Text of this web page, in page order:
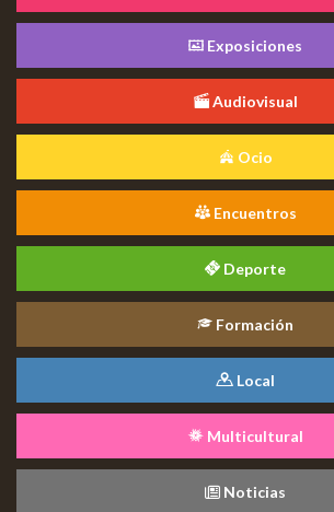
Exposiciones
Audiovisual
Ocio
Encuentros
Deporte
Formación
Local
Multicultural
Noticias